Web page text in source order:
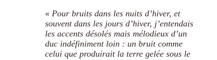
« Pour bruits dans les nuits d’hiver, et
souvent dans les jours d’hiver, j’entendais
les accents désolés mais mélodieux d’un
duc indéfiniment loin : un bruit comme
celui que produirait la terre gelée sous le